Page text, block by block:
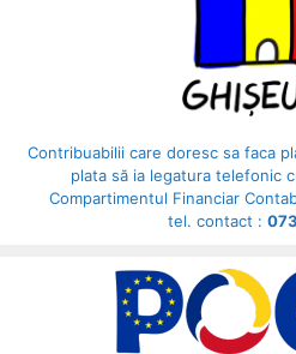
Contribuabilii care doresc sa faca
plata să ia legatura telefonic
Compartimentul Financiar
tel. contact :